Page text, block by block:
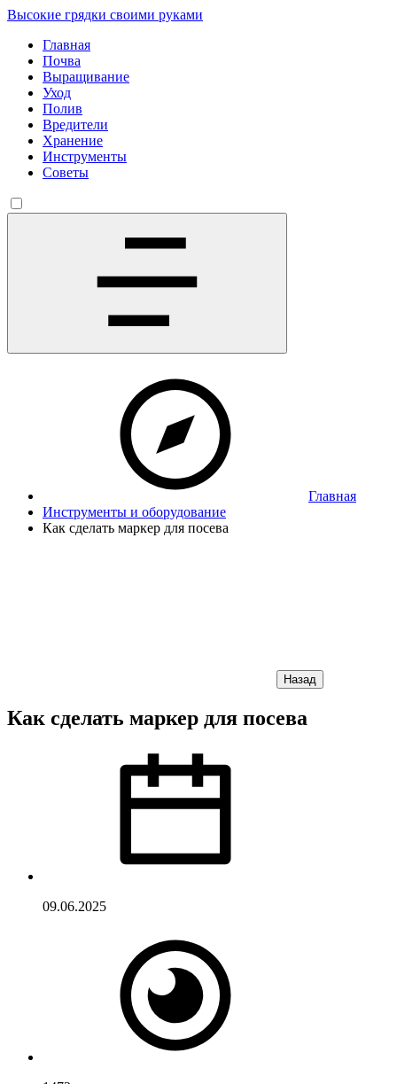
Высокие грядки своими руками
Главная
Почва
Выращивание
Уход
Полив
Вредители
Хранение
Инструменты
Советы
Главная
Инструменты и оборудование
Как сделать маркер для посева
Назад
Как сделать маркер для посева
09.06.2025